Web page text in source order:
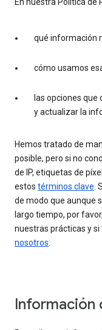
En nuestra Política de
qué información
cómo usamos
las opciones
y actualizar la
Hemos tratado de
posible, pero si no
de IP, etiquetas de
estos términos clave.
de modo que aunque
largo tiempo, por
nuestras prácticas y
nosotros.
Información